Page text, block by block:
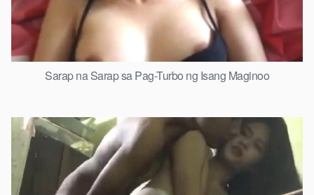
Sarap na Sarap sa Pag-Turbo ng Isang Maginoo